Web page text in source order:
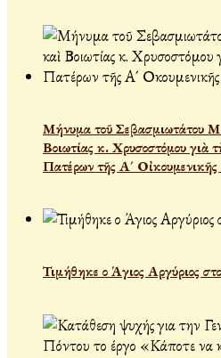
Μήνυμα τοῦ Σεβασμιωτάτου
Βοιωτίας κ. Χρυσοστόμου γιὰ
Πατέρων τῆς Α´ Οἰκουμενικῆς
Τιμήθηκε ο Άγιος Αργύριος